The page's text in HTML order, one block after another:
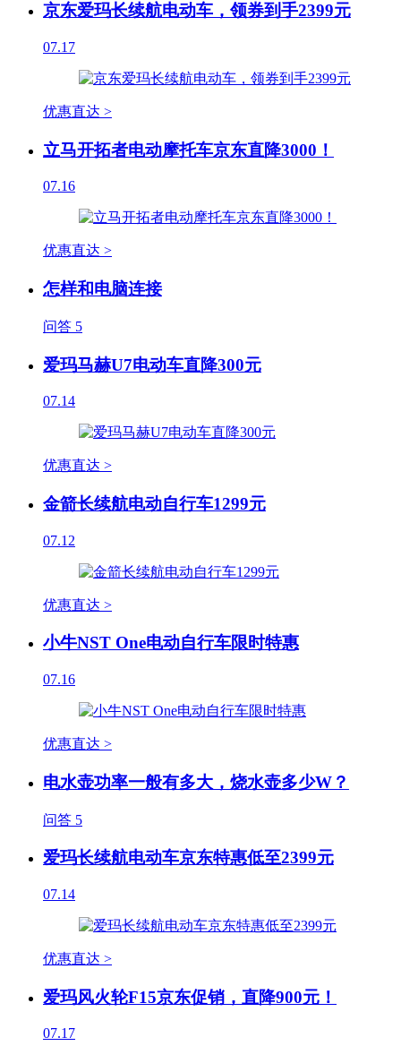
京东爱玛长续航电动车，领券到手2399元
07.17
优惠直达 >
立马开拓者电动摩托车京东直降3000！
07.16
优惠直达 >
怎样和电脑连接
问答 5
爱玛马赫U7电动车直降300元
07.14
优惠直达 >
金箭长续航电动自行车1299元
07.12
优惠直达 >
小牛NST One电动自行车限时特惠
07.16
优惠直达 >
电水壶功率一般有多大，烧水壶多少W？
问答 5
爱玛长续航电动车京东特惠低至2399元
07.14
优惠直达 >
爱玛风火轮F15京东促销，直降900元！
07.17